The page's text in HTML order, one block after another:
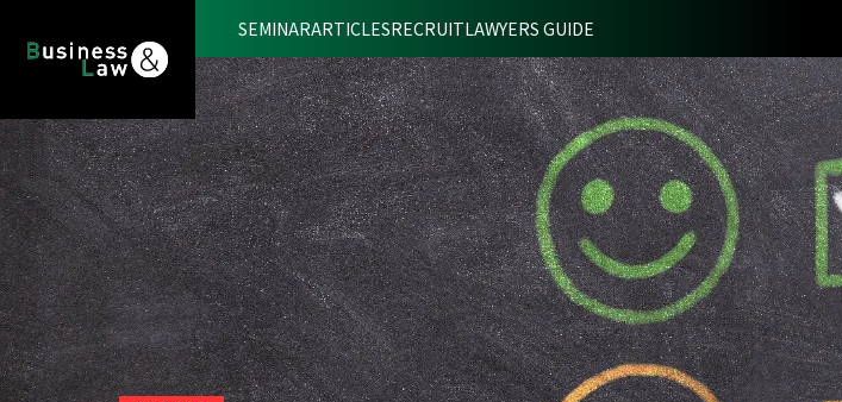
SEMINARARTICLESRECRUITLAWYERS GUIDE